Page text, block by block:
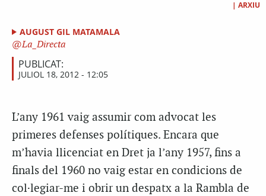
| ARXIU
AUGUST GIL MATAMALA
La_Directa
PUBLICAT:
JULIOL 18, 2012 - 12:05
L’any 1961 vaig assumir com advocat les
primeres defenses polítiques. Encara que
m’havia llicenciat en Dret ja l’any 1957, fins a
finals del 1960 no vaig estar en condicions de
col·legiar-me i obrir un despatx a la Rambla de